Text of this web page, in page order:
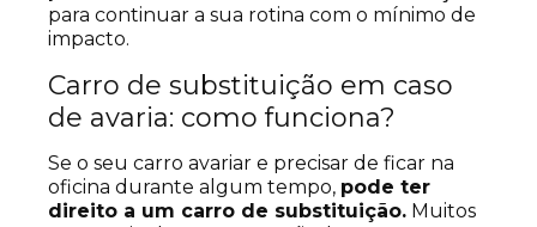
para continuar a sua rotina com o mínimo de
impacto.
Carro de substituição em caso
de avaria: como funciona?
Se o seu carro avariar e precisar de ficar na
oficina durante algum tempo, pode ter
direito a um carro de substituição. Muitos